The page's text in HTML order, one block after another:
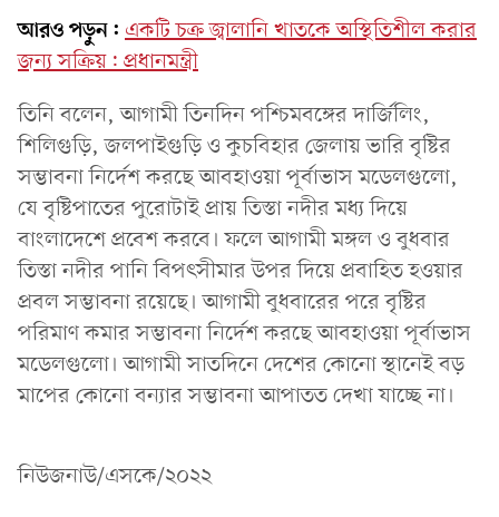
আরও পড়ুন: একটি চক্র জ্বালানি খাতকে অস্থিতিশীল করার
জন্য সক্রিয়: প্রধানমন্ত্রী
তিনি বলেন, আগামী তিনদিন পশ্চিমবঙ্গের দার্জিলিং,
শিলিগুড়ি, জলপাইগুড়ি ও কুচবিহার জেলায় ভারি বৃষ্টির
সম্ভাবনা নির্দেশ করছে আবহাওয়া পূর্বাভাস মডেলগুলো,
যে বৃষ্টিপাতের পুরোটাই প্রায় তিস্তা নদীর মধ্য দিয়ে
বাংলাদেশে প্রবেশ করবে। ফলে আগামী মঙ্গল ও বুধবার
তিস্তা নদীর পানি বিপৎসীমার উপর দিয়ে প্রবাহিত হওয়ার
প্রবল সম্ভাবনা রয়েছে। আগামী বুধবারের পরে বৃষ্টির
পরিমাণ কমার সম্ভাবনা নির্দেশ করছে আবহাওয়া পূর্বাভাস
মডেলগুলো। আগামী সাতদিনে দেশের কোনো স্থানেই বড়
মাপের কোনো বন্যার সম্ভাবনা আপাতত দেখা যাচ্ছে না।
নিউজনাউ/এসকে/২০২২